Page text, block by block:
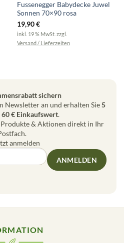
Fussenegger Babydecke Juwel
Sonnen 70×90 rosa
19,90€
inkl. 19 % MwSt. zzgl.
Versand / Lieferzeiten
sichern
Newsletter an und erhalten Sie5
60 € Einkaufswert.
Produkte & Aktionen direkt in Ihr
anmelden
ANMELDEN